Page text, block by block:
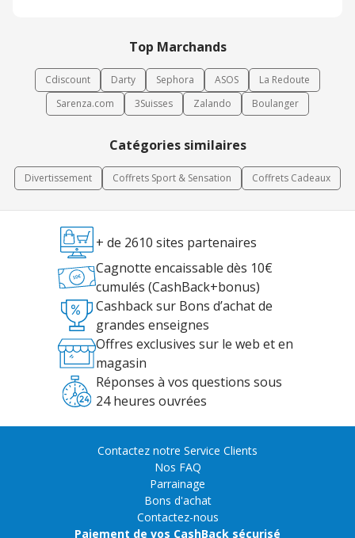
Top Marchands
Cdiscount Darty Sephora ASOS
La Redoute
Sarenza.com
3Suisses Zalando Boulanger
Catégories similaires
Divertissement Coffrets Sport & Sensation Coffrets Cadeaux
+ de 2610 sites partenaires
Cagnotte encaissable dès 10€
cumulés (CashBack+bonus)
Cashback sur Bons d’achat de
grandes enseignes
Offres exclusives sur le web et en
magasin
Réponses à vos questions sous
24 heures ouvrées
Contactez notre Service Clients
Nos FAQ
Parrainage
Bons d'achat
Contactez-nous
Paiement de vos CashBack sécurisé